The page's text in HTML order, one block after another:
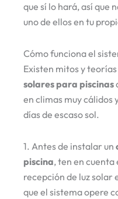
que sí lo hará, así que
uno de ellos en tu
Cómo funciona el
Existen mitos y
solares para piscinas
en climas muy cálidos
días de escaso sol.
1. Antes de instalar un
piscina, ten en cuenta
recepción de luz solar
que el sistema opere